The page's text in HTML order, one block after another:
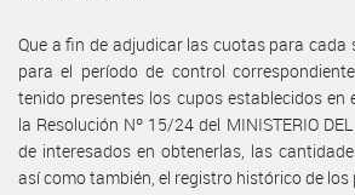
Que a fin de adjudicar las cuotas para
para el período de control
tenido presentes los cupos establecidos
la Resolución Nº 15/24 del MINISTERIO
de interesados en obtenerlas, las
así como también, el registro histórico de los